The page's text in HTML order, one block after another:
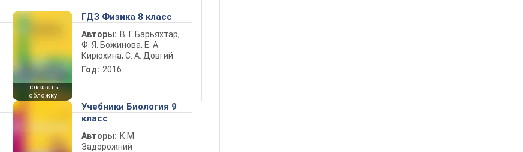
показать
обложку
ГДЗ Физика 8 класс
Авторы: В. Г. Барьяхтар,
Ф. Я. Божинова, Е. А.
Кирюхина, С. А. Довгий
Год: 2016
Учебники Биология 9
класс
Авторы: К.М.
Задорожний